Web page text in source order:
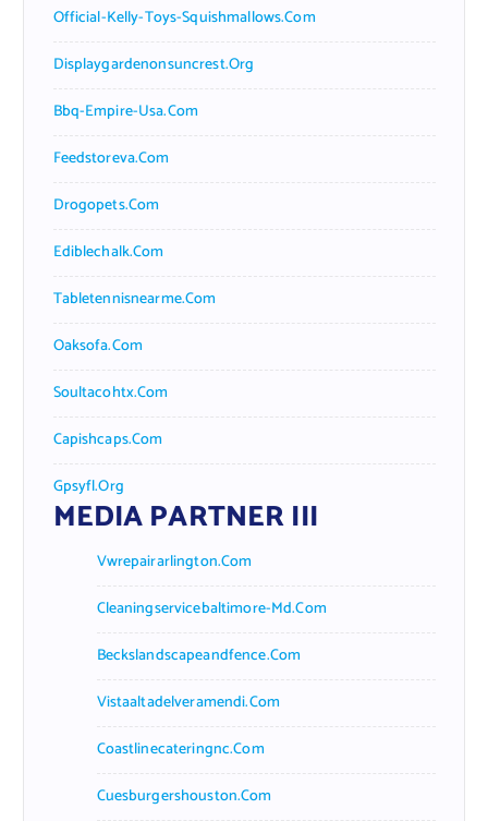
Official-Kelly-Toys-Squishmallows.com
Displaygardenonsuncrest.org
Bbq-Empire-Usa.com
Feedstoreva.com
Drogopets.com
Ediblechalk.com
Tabletennisnearme.com
Oaksofa.com
Soultacohtx.com
Capishcaps.com
Gpsyfl.org
MEDIA PARTNER III
Vwrepairarlington.com
Cleaningservicebaltimore-Md.com
Beckslandscapeandfence.com
Vistaaltadelveramendi.com
Coastlinecateringnc.com
Cuesburgershouston.com